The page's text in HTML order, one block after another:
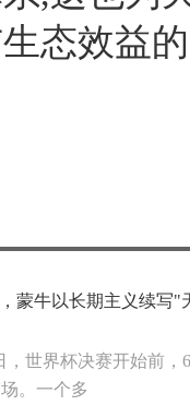
态效益
蒙牛以长期主义续写"
，世界杯决赛开始前
。一个多